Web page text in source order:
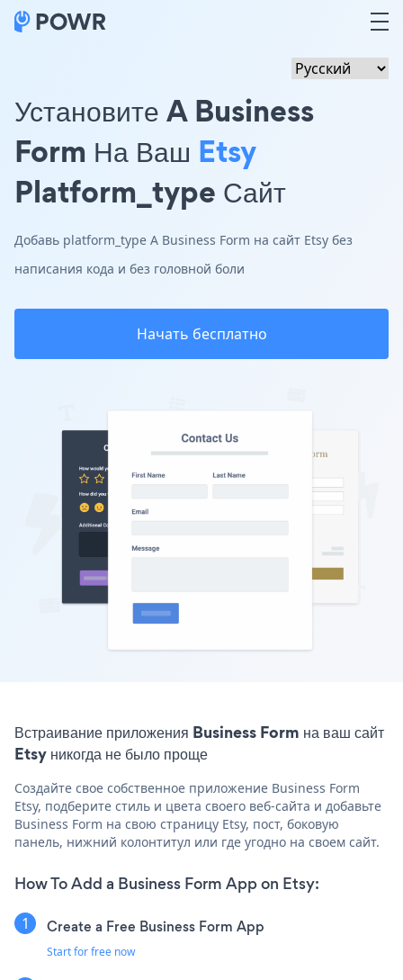
Установите A Business
Form На Ваш Etsy
Platform_type Сайт
Добавь platform_type A Business Form на сайт Etsy без
написания кода и без головной боли
Начать бесплатно
Встраивание приложения Business Form на ваш сайт
Etsy никогда не было проще
Создайте свое собственное приложение Business Form
Etsy, подберите стиль и цвета своего веб-сайта и добавьте
Business Form на свою страницу Etsy, пост, боковую
панель, нижний колонтитул или где угодно на своем сайт.
How To Add a Business Form App on Etsy:
Create a Free Business Form App
Start for free now